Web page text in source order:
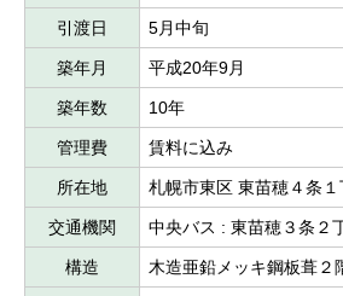
引渡日 5月中旬
築年月 平成20年9月
築年数 10年
管理費 賃料に込み
所在地 札幌市東区 東苗穂４条
交通機関 中央バス : 東苗穂３条２
構造 木造亜鉛メッキ鋼板葺２